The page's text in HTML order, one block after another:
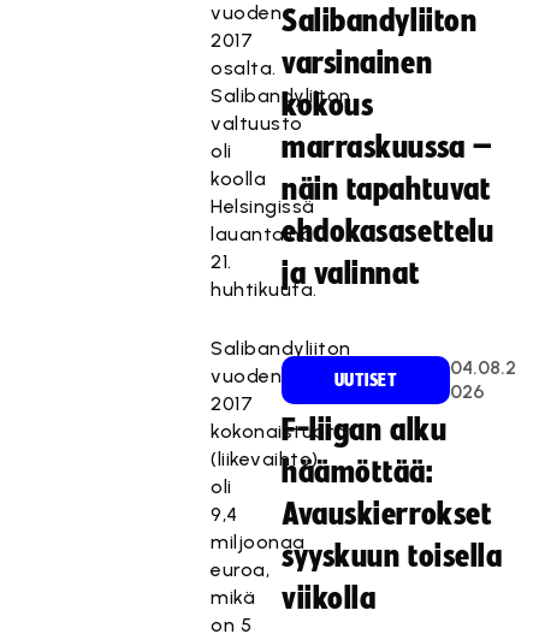
vuoden
2017
osalta.
Salibandyliiton
valtuusto
oli
koolla
Helsingissä
lauantaina
21.
huhtikuuta.
Salibandyliiton
vuoden
2017
kokonaistuotot
(liikevaihto)
oli
9,4
miljoonaa
euroa,
mikä
on 5
Salibandyliiton
varsinainen
kokous
marraskuussa –
näin tapahtuvat
ehdokasasettelu
ja valinnat
UUTISET
04.08.2
026
F-liigan alku
häämöttää:
Avauskierrokset
syyskuun toisella
viikolla